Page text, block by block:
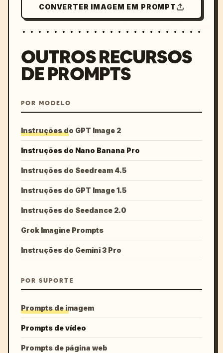
CONVERTER IMAGEM EM PROMPT
OUTROS RECURSOS
DE PROMPTS
POR MODELO
Instruções do GPT Image 2
Instruções do Nano Banana Pro
Instruções do Seedream 4.5
Instruções do GPT Image 1.5
Instruções do Seedance 2.0
Grok Imagine Prompts
Instruções do Gemini 3 Pro
POR SUPORTE
Prompts de imagem
Prompts de vídeo
Prompts de página web